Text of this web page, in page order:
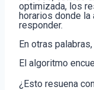
optimizada, los
horarios donde la
responder.
En otras
El algoritmo
¿Esto resuena